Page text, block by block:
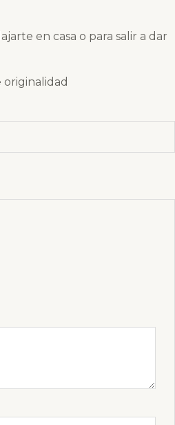
en casa o para salir a dar